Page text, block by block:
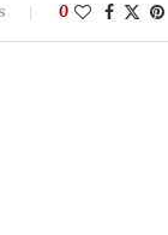
0